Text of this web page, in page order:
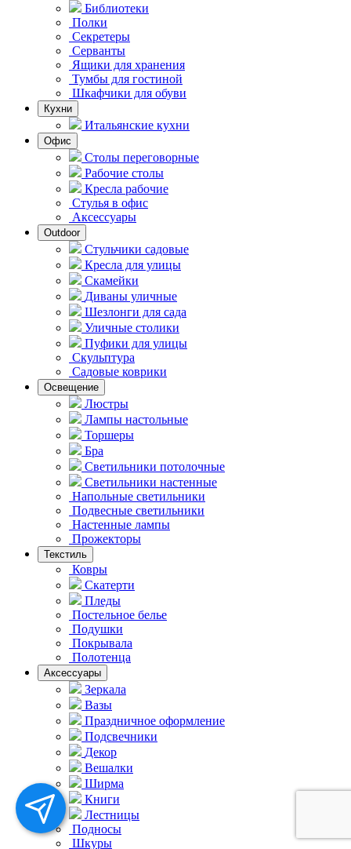
Библиотеки
Полки
Секретеры
Серванты
Ящики для хранения
Тумбы для гостиной
Шкафчики для обуви
Кухни
Итальянские кухни
Офис
Столы переговорные
Рабочие столы
Кресла рабочие
Стулья в офис
Аксессуары
Outdoor
Стульчики садовые
Кресла для улицы
Скамейки
Диваны уличные
Шезлонги для сада
Уличные столики
Пуфики для улицы
Скульптура
Садовые коврики
Освещение
Люстры
Лампы настольные
Торшеры
Бра
Светильники потолочные
Светильники настенные
Напольные светильники
Подвесные светильники
Hастенные лампы
Прожекторы
Текстиль
Ковры
Скатерти
Пледы
Постельное белье
Подушки
Покрывала
Полотенца
Аксессуары
Зеркала
Вазы
Праздничное оформление
Подсвечники
Декор
Вешалки
Ширма
Книги
Лестницы
Подносы
Шкуры